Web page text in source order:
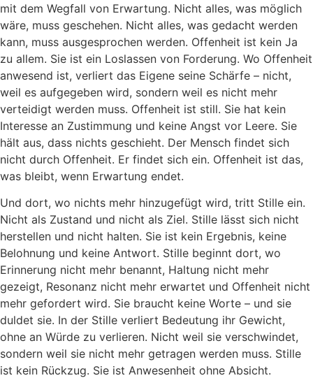
mit dem Wegfall von Erwartung. Nicht alles, was möglich
wäre, muss geschehen. Nicht alles, was gedacht werden
kann, muss ausgesprochen werden. Offenheit ist kein Ja
zu allem. Sie ist ein Loslassen von Forderung. Wo Offenheit
anwesend ist, verliert das Eigene seine Schärfe – nicht,
weil es aufgegeben wird, sondern weil es nicht mehr
verteidigt werden muss. Offenheit ist still. Sie hat kein
Interesse an Zustimmung und keine Angst vor Leere. Sie
hält aus, dass nichts geschieht. Der Mensch findet sich
nicht durch Offenheit. Er findet sich ein. Offenheit ist das,
was bleibt, wenn Erwartung endet.
Und dort, wo nichts mehr hinzugefügt wird, tritt Stille ein.
Nicht als Zustand und nicht als Ziel. Stille lässt sich nicht
herstellen und nicht halten. Sie ist kein Ergebnis, keine
Belohnung und keine Antwort. Stille beginnt dort, wo
Erinnerung nicht mehr benannt, Haltung nicht mehr
gezeigt, Resonanz nicht mehr erwartet und Offenheit nicht
mehr gefordert wird. Sie braucht keine Worte – und sie
duldet sie. In der Stille verliert Bedeutung ihr Gewicht,
ohne an Würde zu verlieren. Nicht weil sie verschwindet,
sondern weil sie nicht mehr getragen werden muss. Stille
ist kein Rückzug. Sie ist Anwesenheit ohne Absicht.